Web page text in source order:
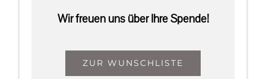
Wir freuen uns über Ihre Spende!
ZUR WUNSCHLISTE